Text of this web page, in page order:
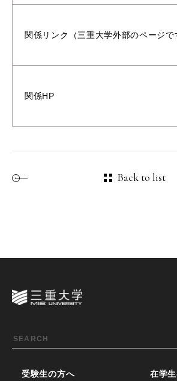
関係リンク（三重大学外部のページで
関係HP
Back to list
受験生の方へ 在学